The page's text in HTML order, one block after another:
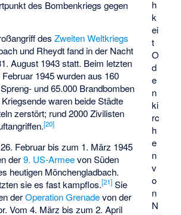
h
k
ei
t
O
d
e
n
ki
rc
h
e
n
v
o
n
N
des Bombenkriegs gegen
desZweiten Weltkriegs
und Rheydt fand in der Nacht
August 1943 statt. Beim letzten
1945 wurden aus 160
und 65.000 Brandbomben
waren beide Städte
zerstört; rund 2000 Zivilisten
[20]
Februar bis zum 1. März 1945
der9. US-Armeevon Süden
heutigen Mönchengladbach.
sie es fast kampflos.[21] Sie
derOperation Grenadevon der
Vom 4. März bis zum 2. April